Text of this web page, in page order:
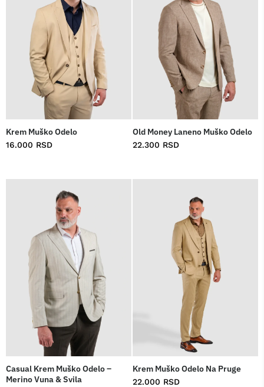
Krem Muško Odelo
16.000 RSD
Old Money Laneno Muško Odelo
22.300 RSD
Casual Krem Muško Odelo –
Merino Vuna & Svila
Krem Muško Odelo Na Pruge
22.000 RSD